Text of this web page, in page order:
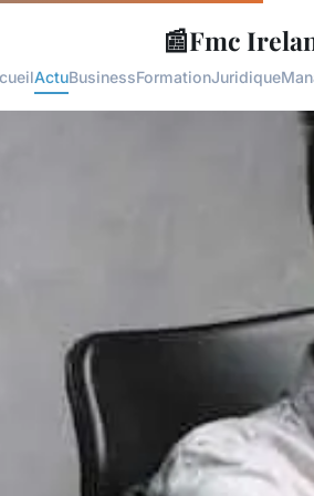
📰Fmc
ActuBusinessFormationJuridique